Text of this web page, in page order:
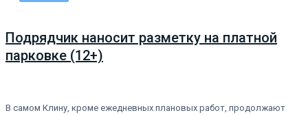
Подрядчик наносит разметку на платной
парковке (12+)
В самом Клину, кроме ежедневных плановых работ, продолжают